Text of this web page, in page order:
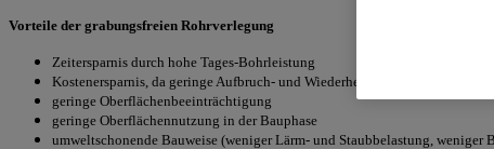
Vorteile der grabungsfreien Rohrverlegung
Zeitersparnis durch hohe Tages-Bohrleistung
Kostenersparnis, da geringe Aufbruch- und Wiederherstellungskosten,
geringe Oberflächenbeeinträchtigung
geringe Oberflächennutzung in der Bauphase
umweltschonende Bauweise (weniger Lärm- und Staubbelastung, weniger